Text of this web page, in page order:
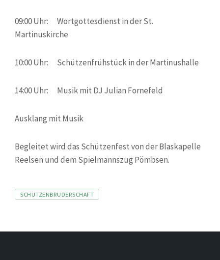
09:00 Uhr: Wortgottesdienst in der St.
Martinuskirche
10:00 Uhr: Schützenfrühstück in der Martinushalle
14:00 Uhr: Musik mit DJ Julian Fornefeld
Ausklang mit Musik
Begleitet wird das Schützenfest von der Blaskapelle
Reelsen und dem Spielmannszug Pömbsen.
Tags
SCHÜTZENBRUDERSCHAFT